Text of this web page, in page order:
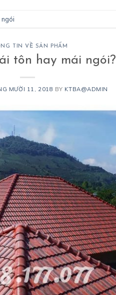
ngói
TIN VỀ SẢN PHẨM
tôn hay mái ngói?
MƯỜI 11, 2018 BY KTBA@ADMIN